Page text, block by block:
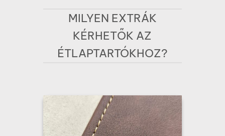
MILYEN EXTRÁK
KÉRHETŐK AZ
ÉTLAPTARTÓKHOZ?